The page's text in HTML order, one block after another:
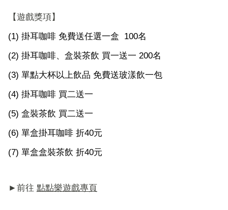
【遊戲獎項】
(1) 掛耳咖啡 免費送任選一盒 100名
(2) 掛耳咖啡、盒裝茶飲 買一送一 200名
(3) 單點大杯以上飲品 免費送玻漾飲一包
(4) 掛耳咖啡 買二送一
(5) 盒裝茶飲 買二送一
(6) 單盒掛耳咖啡 折40元
(7) 單盒盒裝茶飲 折40元
►前往 點點樂遊戲專頁